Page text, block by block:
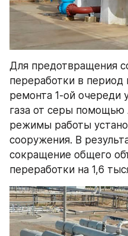
Для предотвращения
переработки в период
ремонта 1-ой очереди
газа от серы
режимы работы
сооружения. В
сокращение общего
переработки на 1,6